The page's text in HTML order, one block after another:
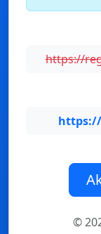
https://
©